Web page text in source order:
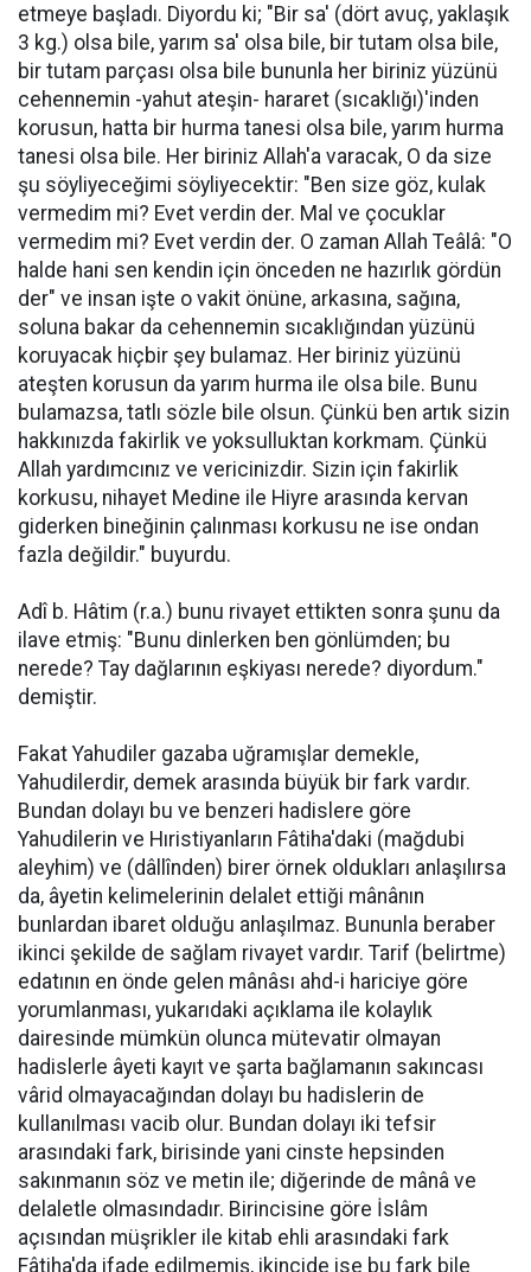
etmeye başladı. Diyordu ki; "Bir sa' (dört avuç, yaklaşık
3 kg.) olsa bile, yarım sa' olsa bile, bir tutam olsa bile,
bir tutam parçası olsa bile bununla her biriniz yüzünü
cehennemin -yahut ateşin- hararet (sıcaklığı)'inden
korusun, hatta bir hurma tanesi olsa bile, yarım hurma
tanesi olsa bile. Her biriniz Allah'a varacak, O da size
şu söyliyeceğimi söyliyecektir: "Ben size göz, kulak
vermedim mi? Evet verdin der. Mal ve çocuklar
vermedim mi? Evet verdin der. O zaman Allah Teâlâ: "O
halde hani sen kendin için önceden ne hazırlık gördün
der" ve insan işte o vakit önüne, arkasına, sağına,
soluna bakar da cehennemin sıcaklığından yüzünü
koruyacak hiçbir şey bulamaz. Her biriniz yüzünü
ateşten korusun da yarım hurma ile olsa bile. Bunu
bulamazsa, tatlı sözle bile olsun. Çünkü ben artık sizin
hakkınızda fakirlik ve yoksulluktan korkmam. Çünkü
Allah yardımcınız ve vericinizdir. Sizin için fakirlik
korkusu, nihayet Medine ile Hiyre arasında kervan
giderken bineğinin çalınması korkusu ne ise ondan
fazla değildir." buyurdu.
Adî b. Hâtim (r.a.) bunu rivayet ettikten sonra şunu da
ilave etmiş: "Bunu dinlerken ben gönlümden; bu
nerede? Tay dağlarının eşkiyası nerede? diyordum."
demiştir.
Fakat Yahudiler gazaba uğramışlar demekle,
Yahudilerdir, demek arasında büyük bir fark vardır.
Bundan dolayı bu ve benzeri hadislere göre
Yahudilerin ve Hıristiyanların Fâtiha'daki (mağdubi
aleyhim) ve (dâllînden) birer örnek oldukları anlaşılırsa
da, âyetin kelimelerinin delalet ettiği mânânın
bunlardan ibaret olduğu anlaşılmaz. Bununla beraber
ikinci şekilde de sağlam rivayet vardır. Tarif (belirtme)
edatının en önde gelen mânâsı ahd-i hariciye göre
yorumlanması, yukarıdaki açıklama ile kolaylık
dairesinde mümkün olunca mütevatir olmayan
hadislerle âyeti kayıt ve şarta bağlamanın sakıncası
vârid olmayacağından dolayı bu hadislerin de
kullanılması vacib olur. Bundan dolayı iki tefsir
arasındaki fark, birisinde yani cinste hepsinden
sakınmanın söz ve metin ile; diğerinde de mânâ ve
delaletle olmasındadır. Birincisine göre İslâm
açısından müşrikler ile kitab ehli arasındaki fark
Fâtiha'da ifade edilmemiş, ikincide ise bu fark bile